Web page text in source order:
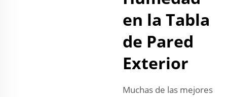
en la Tabla
de Pared
Exterior
Muchas de las mejores